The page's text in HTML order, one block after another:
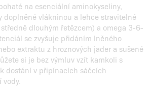
na esenciální aminokyseliny,
doplněné vlákninou a lehce stravitelné
dlouhým řetězcem) a omega 3-6-
se zvyšuje přidáním lněného
extraktu z hroznových jader a sušené
si je bez výmluv vzít kamkoli s
dostání v připínacích sáčcích